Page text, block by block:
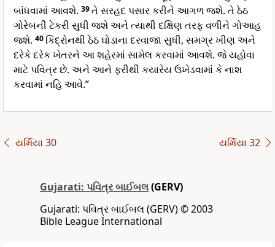
બાંધવામાં આવશે. 39તે સરહદ પસાર કરીને આગળ જશે. તે ઠેઠ
ગોરેબની ટેકરી સુધી જશે અને ત્યાથી દક્ષિણ તરફ વળીને ગોઆહ
જશે. 40 કિદ્રોનથી ઠેઠ ઘોડાના દરવાજા સુધી, સમગ્ર ખીણ અને
દરેકે દરેક ખેતરને આ શહેરમાં સામેલ કરવામાં આવશે. જે યહોવા
માટે પવિત્ર છે. અને આને ફરીથી કયારેય ઉખેડવામાં કે નાશ
કરવામાં નહિ આવે.”
યર્મિયા 30 યર્મિયા 32
Gujarati: પવિત્ર બાઈબલ(GERV)
Gujarati: પવિત્ર બાઈબલ (GERV) © 2003
Bible League International